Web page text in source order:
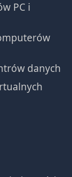
PC i
danych